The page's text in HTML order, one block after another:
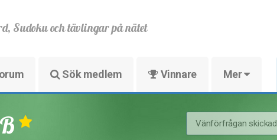
Sudoku och tävlingar på nätet
Sök medlem Vinnare Mer
Vänförfrågan skickad